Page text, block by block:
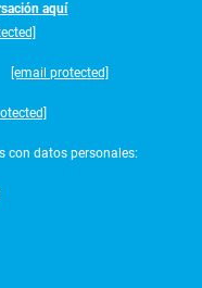
aquí
[email protected]
con datos personales: